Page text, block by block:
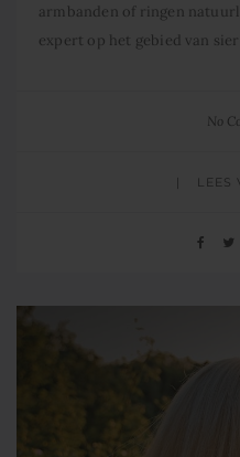
armbanden of ringen
expert op het gebied van
No
LEES